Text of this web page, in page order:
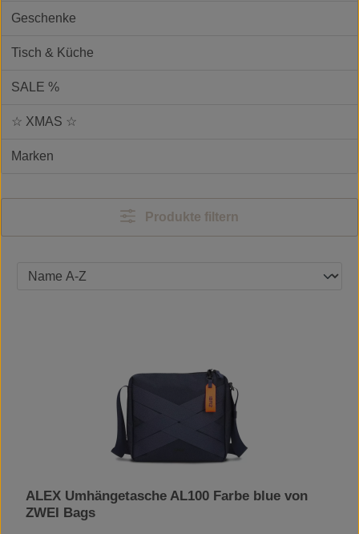
Geschenke
Tisch & Küche
SALE %
☆ XMAS ☆
Marken
Produkte filtern
ALEX Umhängetasche AL100 Farbe blue von
ZWEI Bags